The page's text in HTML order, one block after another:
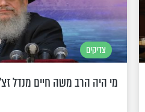
צדיקים
מי היה הרב משה חיים מנדל